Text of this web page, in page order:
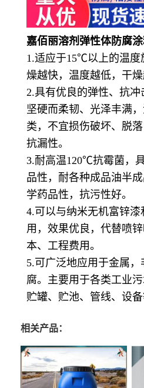
嘉佰丽溶剂弹性体防腐
1.适应于15℃以上的温度
燥越快，温度越低，干燥
2.具有优良的弹性、抗
坚硬而柔韧、光泽丰满
类，不宜损伤破坏、脱
抗漏性。
3.耐高温120℃抗霉菌，
品性，耐各种成品油半
学药品性，抗污性好。
4.可以与纳米无机富锌
用，效果优良，代替喷
本、工程费用。
5.可广泛地应用于金属
腐。主要用于各类工业
贮罐、贮池、管线、设备
相关产品：